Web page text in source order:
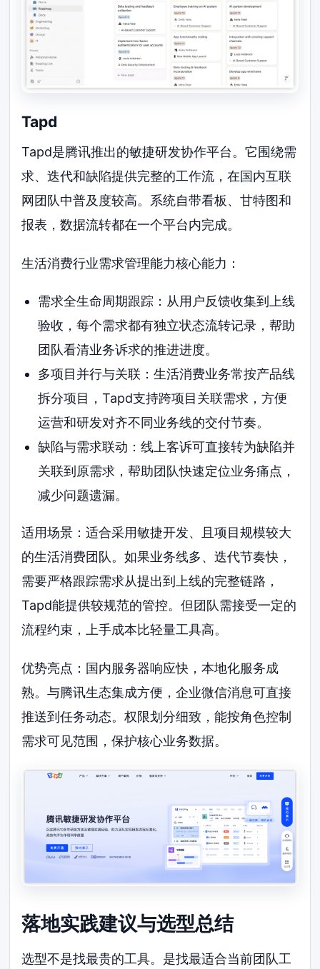
Tapd
Tapd是腾讯推出的敏捷研发协作平台。它围绕需
求、迭代和缺陷提供完整的工作流，在国内互联
网团队中普及度较高。系统自带看板、甘特图和
报表，数据流转都在一个平台内完成。
生活消费行业需求管理能力核心能力：
需求全生命周期跟踪：从用户反馈收集到上线
验收，每个需求都有独立状态流转记录，帮助
团队看清业务诉求的推进进度。
多项目并行与关联：生活消费业务常按产品线
拆分项目，Tapd支持跨项目关联需求，方便
运营和研发对齐不同业务线的交付节奏。
缺陷与需求联动：线上客诉可直接转为缺陷并
关联到原需求，帮助团队快速定位业务痛点，
减少问题遗漏。
适用场景：适合采用敏捷开发、且项目规模较大
的生活消费团队。如果业务线多、迭代节奏快，
需要严格跟踪需求从提出到上线的完整链路，
Tapd能提供较规范的管控。但团队需接受一定的
流程约束，上手成本比轻量工具高。
优势亮点：国内服务器响应快，本地化服务成
熟。与腾讯生态集成方便，企业微信消息可直接
推送到任务动态。权限划分细致，能按角色控制
需求可见范围，保护核心业务数据。
落地实践建议与选型总结
选型不是找最贵的工具。是找最适合当前团队工